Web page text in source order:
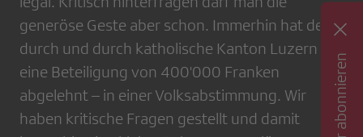
generöse Geste aber schon. Immerhin hat der
durch und durch katholische Kanton Luzern
eine Beteiligung von 400'000 Franken
abgelehnt – in einer Volksabstimmung. Wir
haben kritische Fragen gestellt und damit